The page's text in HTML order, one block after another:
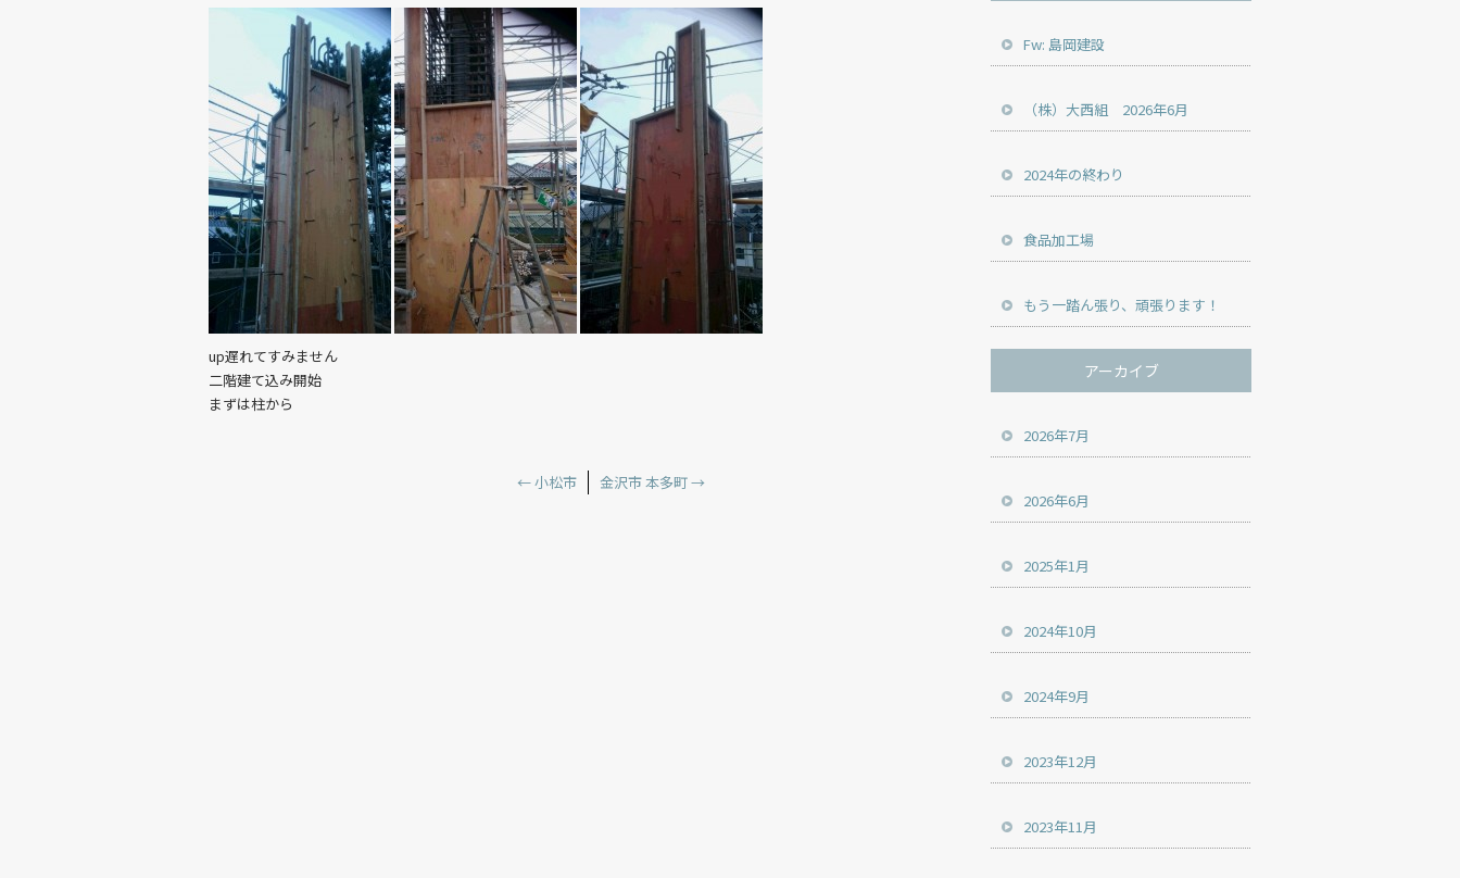
up遅れてすみません
二階建て込み開始
まずは柱から
←小松市 金沢市 本多町→
Fw: 島岡建設
（株）大西組 2026年6月
2024年の終わり
食品加工場
もう一踏ん張り、頑張ります！
アーカイブ
2026年7月
2026年6月
2025年1月
2024年10月
2024年9月
2023年12月
2023年11月